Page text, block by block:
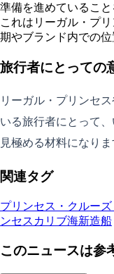
準備を進めているこ
これはリーガル・プ
期やブランド内での
旅行者にとっての
リーガル・プリンセ
いる旅行者にとって
見極める材料になりま
関連タグ
プリンセス・クルーズ
ンセス カリブ海新造船
このニュースは参